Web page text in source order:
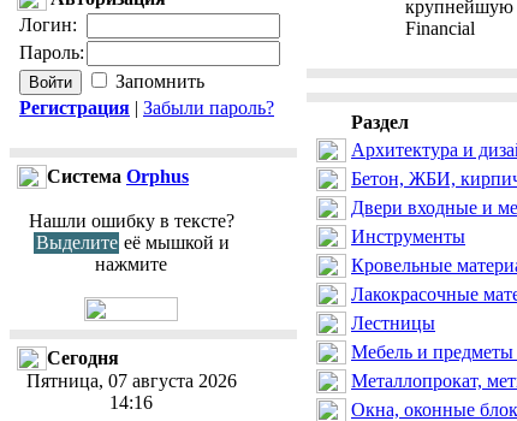
Логин:
Пароль:
Запомнить
Регистрация | Забыли пароль?
Cистема Orphus
Нашли ошибку в тексте?
Выделите её мышкой и
нажмите
Сегодня
Пятница, 07 августа 2026
14:16
Financial
Раздел
Архитектура и
Бетон, ЖБИ,
Двери входные и
Инструменты
Кровельные
Лакокрасочные
Лестницы
Мебель и предметы
Металлопрокат,
Окна, оконные